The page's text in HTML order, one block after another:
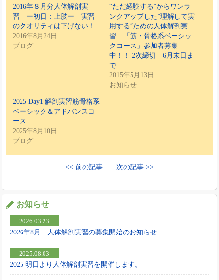
2016年８月分人体解剖実
習 ー初日：上肢ー 実習
のクオリティは下げない！
2016年8月24日
ブログ
“ただ経験する”からワンラ
ンクアップした”理解して実
用する”ための人体解剖実
習 「筋・骨格系ベーシッ
クコース」参加者募集
中！！ 2次締切 6月末日ま
で
2015年5月13日
お知らせ
2025 Day1 解剖実習筋骨格系
ベーシック＆アドバンスコ
ース
2025年8月10日
ブログ
<< 前の記事 次の記事 >>
お知らせ
2026.03.23
2026年8月 人体解剖実習の募集開始のお知らせ
2025.08.03
2025 明日より人体解剖実習を開催します。